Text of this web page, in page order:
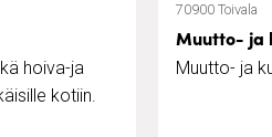
hoiva-ja
kotiin.
70900 Toivala
Muutto- ja
Muutto- ja